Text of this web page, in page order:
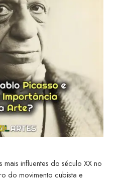
influentes do século XX no
do movimento cubista e